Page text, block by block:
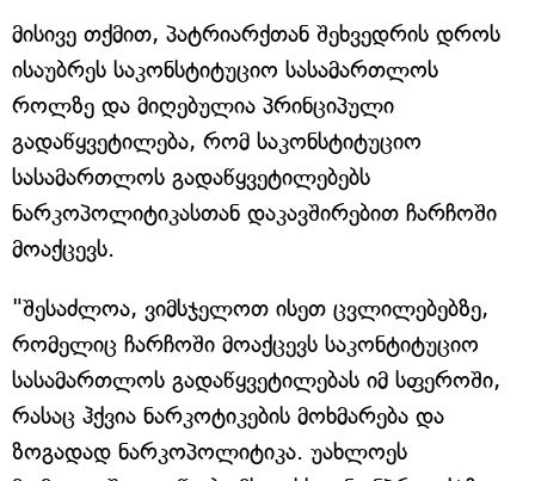
მისივე თქმით, პატრიარქთან შეხვედრის დროს
ისაუბრეს საკონსტიტუციო სასამართლოს
როლზე და მიღებულია პრინციპული
გადაწყვეტილება, რომ საკონსტიტუციო
სასამართლოს გადაწყვეტილებებს
ნარკოპოლიტიკასთან დაკავშირებით ჩარჩოში
მოაქცევს.
"შესაძლოა, ვიმსჯელოთ ისეთ ცვლილებებზე,
რომელიც ჩარჩოში მოაქცევს საკონტიტუციო
სასამართლოს გადაწყვეტილებას იმ სფეროში,
რასაც ჰქვია ნარკოტიკების მოხმარება და
ზოგადად ნარკოპოლიტიკა. უახლოეს